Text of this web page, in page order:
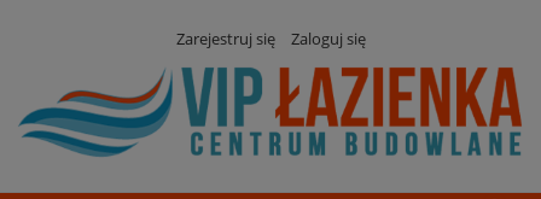
Zarejestruj się Zaloguj się